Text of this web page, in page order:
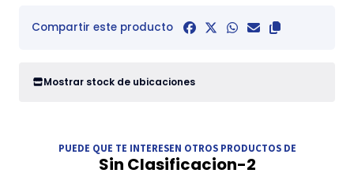
Compartir este producto
Mostrar stock de ubicaciones
PUEDE QUE TE INTERESEN OTROS PRODUCTOS DE
Sin Clasificacion-2